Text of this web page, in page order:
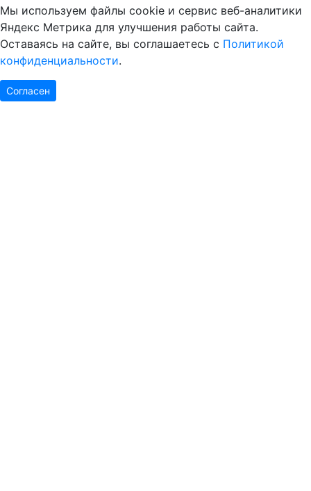
Мы используем файлы cookie и сервис веб-аналитики
Яндекс Метрика для улучшения работы сайта.
Оставаясь на сайте, вы соглашаетесь с Политикой
конфиденциальности.
Согласен